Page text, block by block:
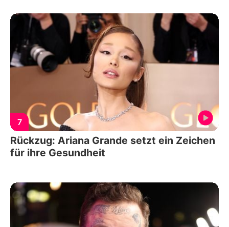
7
Rückzug: Ariana Grande setzt ein Zeichen
für ihre Gesundheit